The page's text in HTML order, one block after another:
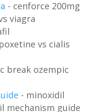
- cenforce 200mg
viagra
vs cialis
break ozempic
- minoxidil
mechanism guide